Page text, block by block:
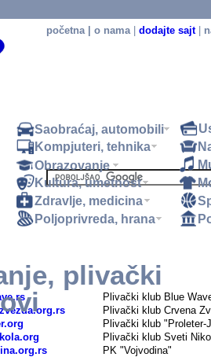
Saobraćaj, automobili
Kompjuteri, tehnika
Kultura, umetnost
Obrazovanje
Zdravlje, medicina
Poljoprivreda, hrana
početna| o nama| dodajte sajt
plivački
klubovi - SRBIJA
Plivački klub Blue
Plivački klub Crvena
Plivački klub "Proleter-
Plivački klub Sveti
PK "Vojvodina"